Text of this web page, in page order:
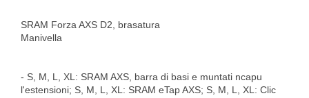
SRAM Forza AXS D2, brasatura
Manivella
- S, M, L, XL: SRAM AXS, barra di basi e muntati ncapu
l'estensioni; S, M, L, XL: SRAM eTap AXS; S, M, L, XL: Clic